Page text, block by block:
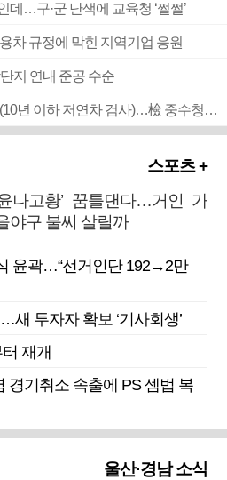
…구·군 난색에 교육청 ‘쩔쩔’
차 규정에 막힌 지역기업 응원
지 연내 준공 수순
■ 검사 신분 버리고 직급하향(10년 이하 저연차 검사)…檢 중수청행 기피
스포츠 +
윤나고황’ 꿈틀댄다…거인 가
야구 불씨 살릴까
윤곽…“선거인단 192→2만
새 투자자 확보 ‘기사회생’
재개
기취소 속출에 PS 셈법 복
울산·경남 소식